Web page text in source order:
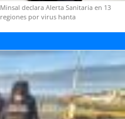
Minsal declara Alerta Sanitaria en 13
regiones por virus hanta